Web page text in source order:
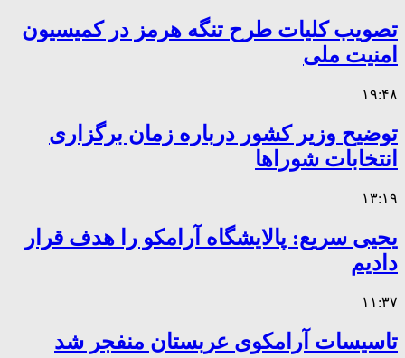
تصویب کلیات طرح تنگه هرمز در کمیسیون
امنیت ملی
۱۹:۴۸
توضیح وزیر کشور درباره زمان برگزاری
انتخابات شوراها
۱۳:۱۹
یحیی سریع: پالایشگاه آرامکو را هدف قرار
دادیم
۱۱:۳۷
تاسیسات آرامکوی عربستان منفجر شد